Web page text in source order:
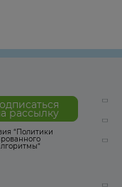
рассылку
“Политики